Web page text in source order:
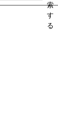
索
す
る